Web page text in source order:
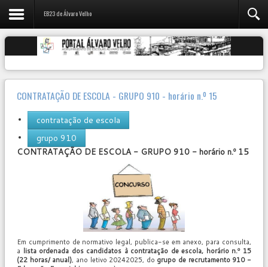
EB23 de Álvaro Velho
CONTRATAÇÃO DE ESCOLA - GRUPO 910 - horário n.º 15
contratação de escola
grupo 910
User
CONTRATAÇÃO DE ESCOLA - GRUPO 910 - horário n.º 15
Em cumprimento de normativo legal, publica-se em anexo, para consulta,
a lista ordenada dos candidatos à contratação de escola, horário n.º 15
(22 horas/ anual), ano letivo 20242025, do grupo de recrutamento 910 -